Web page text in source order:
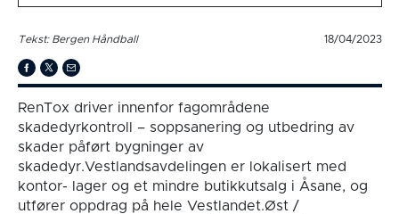
Tekst: Bergen Håndball 18/04/2023
RenTox driver innenfor fagområdene
skadedyrkontroll – soppsanering og utbedring av
skader påført bygninger av
skadedyr.Vestlandsavdelingen er lokalisert med
kontor- lager og et mindre butikkutsalg i Åsane, og
utfører oppdrag på hele Vestlandet.Øst /